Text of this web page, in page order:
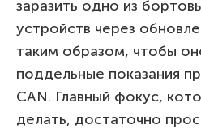
заразить одно из
устройств через
таким образом, чтобы
поддельные показания
CAN. Главный фокус,
делать, достаточно